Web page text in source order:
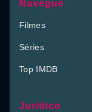
Navegue
Filmes
Séries
Top IMDB
Jurídico